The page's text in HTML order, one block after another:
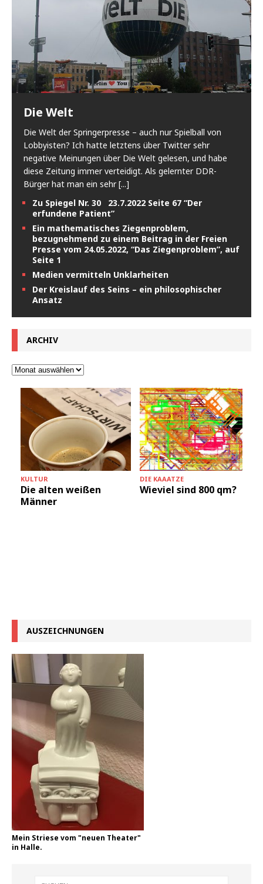
Die Welt
Die Welt der Springerpresse – auch nur Spielball von
Lobbyisten? Ich hatte letztens über Twitter sehr
negative Meinungen über Die Welt gelesen, und habe
diese Zeitung immer verteidigt. Als gelernter DDR-
Bürger hat man ein sehr[...]
Zu Spiegel Nr. 30 23.7.2022 Seite 67 “Der
erfundene Patient”
Ein mathematisches Ziegenproblem,
bezugnehmend zu einem Beitrag in der Freien
Presse vom 24.05.2022, “Das Ziegenproblem”, auf
Seite 1
Medien vermitteln Unklarheiten
Der Kreislauf des Seins – ein philosophischer
Ansatz
ARCHIV
KULTUR
Die alten weißen
Männer
DIE KAAATZE
Wieviel sind 800 qm?
AUSZEICHNUNGEN
Mein Striese vom "neuen Theater"
in Halle.